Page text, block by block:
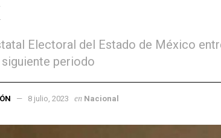
Electoral del Estado de México
periodo
8 julio, 2023 en Nacional